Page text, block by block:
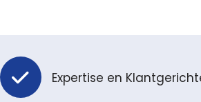
Expertise en